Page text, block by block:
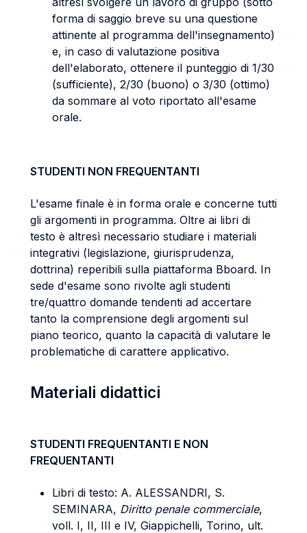
forma di saggio breve su una questione
attinente al programma dell'insegnamento)
e, in caso di valutazione positiva
dell'elaborato, ottenere il punteggio di 1/30
(sufficiente), 2/30 (buono) o 3/30 (ottimo)
da sommare al voto riportato all'esame
orale.
STUDENTI NON FREQUENTANTI
L'esame finale è in forma orale e concerne tutti
gli argomenti in programma. Oltre ai libri di
testo è altresì necessario studiare i materiali
integrativi (legislazione, giurisprudenza,
dottrina) reperibili sulla piattaforma Bboard. In
sede d'esame sono rivolte agli studenti
tre/quattro domande tendenti ad accertare
tanto la comprensione degli argomenti sul
piano teorico, quanto la capacità di valutare le
problematiche di carattere applicativo.
Materiali didattici
STUDENTI FREQUENTANTI E NON
FREQUENTANTI
Libri di testo: A. ALESSANDRI, S.
SEMINARA, Diritto penale commerciale,
voll. I, II, III e IV, Giappichelli, Torino, ult.